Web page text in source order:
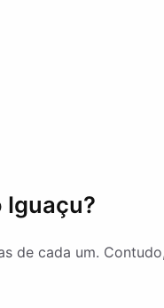
Iguaçu?
de cada um.